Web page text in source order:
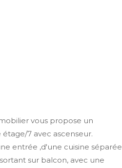
vous propose un
7 avec ascenseur.
entrée ,d'une cuisine séparée
sur balcon, avec une